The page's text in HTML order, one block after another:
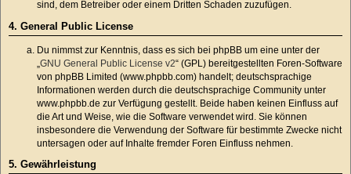
sind, dem Betreiber oder einem Dritten Schaden zuzufügen.
4. General Public License
Du nimmst zur Kenntnis, dass es sich bei phpBB um eine unter der
GNU General Public License v2“ (GPL) bereitgestellten Foren-Software
von phpBB Limited (www.phpbb.com) handelt; deutschsprachige
Informationen werden durch die deutschsprachige Community unter
www.phpbb.de zur Verfügung gestellt. Beide haben keinen Einfluss auf
die Art und Weise, wie die Software verwendet wird. Sie können
insbesondere die Verwendung der Software für bestimmte Zwecke nicht
untersagen oder auf Inhalte fremder Foren Einfluss nehmen.
5. Gewährleistung